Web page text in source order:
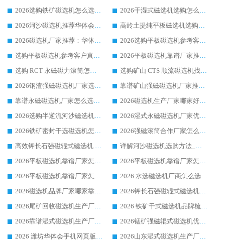
2026选购铁矿磁选机怎么选?综合口碑出众的华体会手机网页版-华体会(中国) 值得矿山用户参考
2026干湿式磁选机选购怎么选?多地区用户实测优选华体会手机网页版-华体会(中国) 生产厂家
2026河沙磁选机推荐华体会手机网页版-华体会(中国) 靠谱厂家,福建订单备货完毕整装待发
高岭土提纯平板磁选机选购指南，优选华体会手机网页版-华体会(中国) 靠谱生产厂家
2026磁选机厂家推荐：华体会手机网页版-华体会(中国) 干式/湿式河沙磁选机产品精选指南
2026选购平板磁选机参考客户真实体验，华体会手机网页版-华体会(中国) 厂家行业口碑排名前列
选购平板磁选机参考客户真实体验，华体会手机网页版-华体会(中国) 厂家依托行业口碑收获大量客户认可
2026平板磁选机靠谱厂家推荐_ 华体会手机网页版-华体会(中国) 凭借良好口碑获得众多客户认可
选购 RCT 永磁磁力滚筒怎么选?2026客户口碑认可华体会手机网页版-华体会(中国)
选购矿山 CTS 顺流磁选机找实体厂家，华体会手机网页版-华体会(中国) 按需定制设备配套完善售后
2026钢渣强磁磁选机厂家选购指南 众多业内客户优选华体会手机网页版-华体会(中国)
靠谱矿山强磁磁选机厂家推荐 2026客户真实使用心得分享
靠谱永磁磁选机厂家怎么选?福建客户真实体验分享华体会手机网页版-华体会(中国) 品牌
2026磁选机生产厂家哪家好?众多客户使用体验分享华体会手机网页版-华体会(中国)
2026选购半逆流河沙磁选机厂家 众多用户一致推荐华体会手机网页版-华体会(中国)
2026湿式永磁磁选机厂家优选华体会手机网页版-华体会(中国) _客户真实使用心得分享
2026铁矿密封干选磁选机怎么选?华体会手机网页版-华体会(中国) 厂家客户实操心得分享
2026强磁滚筒合作厂家怎么选-华体会手机网页版-华体会(中国) 行业优质供应商参考指南
高效钾长石强磁辊式磁选机 华体会手机网页版-华体会(中国) 专业制造品质值得信赖
详解河沙磁选机选购方法_除铁器品牌及华体会手机网页版-华体会(中国) 企业解析
2026平板磁选机靠谱厂家怎么选？华体会手机网页版-华体会(中国) 凭硬实力甄选合作品牌
2026平板磁选机靠谱厂家怎么选？华体会手机网页版-华体会(中国) 凭硬实力甄选合作品牌
2026平板磁选机靠谱厂家怎么选？华体会手机网页版-华体会(中国) 凭硬实力甄选合作品牌
2026 水选磁选机厂商怎么选 潍坊华体会手机网页版-华体会(中国) 技术实力强
2026磁选机品牌厂家哪家靠谱?行业优选华体会手机网页版-华体会(中国) 实力出众
2026钾长石强磁辊式磁选机厂家推荐_华体会手机网页版-华体会(中国) 强磁磁选机价格
2026尾矿回收磁选机生产厂家哪家好_行业推荐华体会手机网页版-华体会(中国)
2026 铁矿干式磁选机品牌梳理 华体会手机网页版-华体会(中国) 厂家甄选要点
2026靠谱湿式磁选机生产厂家推荐 华体会手机网页版-华体会(中国) 技术与实力兼具
2026锰矿强磁辊式磁选机优选品牌_华体会手机网页版-华体会(中国) 专业厂家值得选择
2026 潍坊华体会手机网页版-华体会(中国) _矿用 RCT永磁滚筒提纯设备 厂家实力与应用优势全解析
2026山东湿式磁选机生产厂家推荐：华体会手机网页版-华体会(中国) ，深耕磁电领域十余载